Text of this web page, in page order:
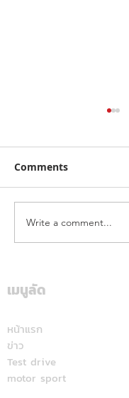
ฮุนไดขนทัพครบ
สนาม ส่งแคมเ
Deal On” ร่วมเ
Cup™ 2026 พร้
จองและรับรถภา
31 สิงหาคม
Comments
Write a comment...
เมนูลัด
หน้าแรก
ข่าว
Test drive
motor sport